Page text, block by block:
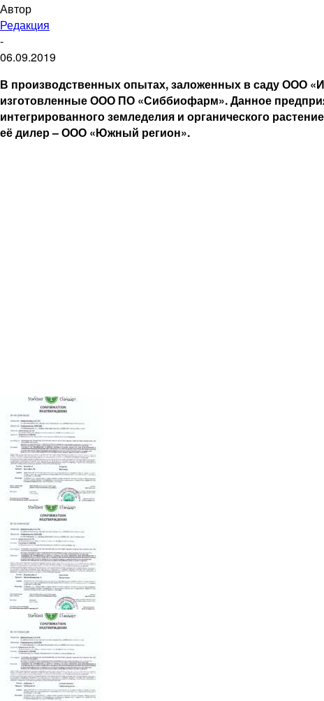
Автор
Редакция
-
06.09.2019
В производственных опытах, заложенных в саду ООО
изготовленные ООО ПО «Сиббиофарм». Данное
интегрированного земледелия и органического
её дилер – ООО «Южный регион».